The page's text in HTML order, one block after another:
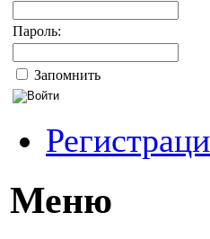
Пароль:
Запомнить
Меню